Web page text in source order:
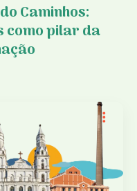
Caminhos:
como pilar da